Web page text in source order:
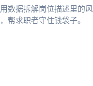
数据拆解岗位描述里的风
帮求职者守住钱袋子。